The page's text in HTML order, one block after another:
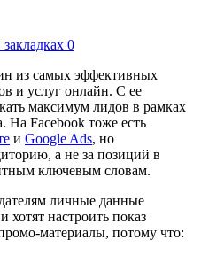
0
из самых эффективных
и услуг онлайн. С ее
максимум лидов в рамках
На Facebook тоже есть
и Google Ads, но
а не за позиций в
ключевым словам.
личные данные
хотят настроить показ
материалы, потому что: